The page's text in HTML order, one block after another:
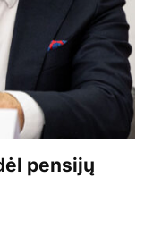
pensijų